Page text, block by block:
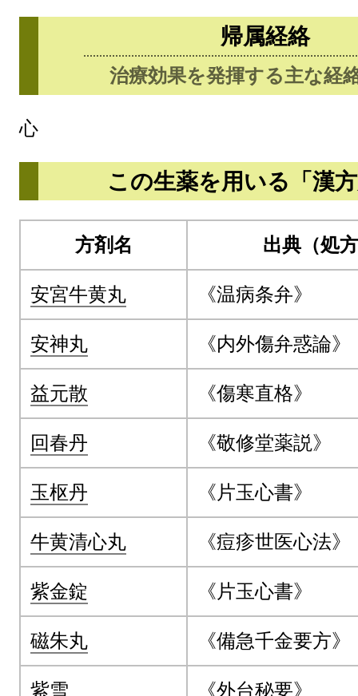
帰属経絡
治療効果を発揮する主な経
心
この生薬を用いる「漢
方剤名 出典（処
安宮牛黄丸 《温病条弁》
安神丸 《内外傷弁惑論》
益元散 《傷寒直格》
回春丹 《敬修堂薬説》
玉枢丹 《片玉心書》
牛黄清心丸 《痘疹世医心法》
紫金錠 《片玉心書》
磁朱丸 《備急千金要方》
紫雪 《外台秘要》